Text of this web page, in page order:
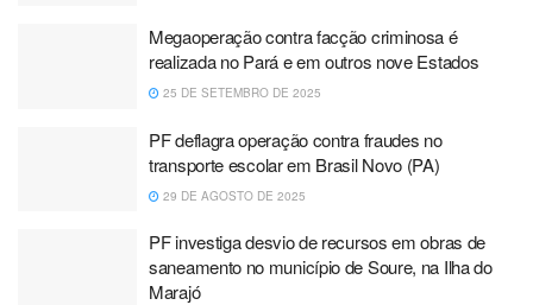
Megaoperação contra facção criminosa é
realizada no Pará e em outros nove Estados
25 DE SETEMBRO DE 2025
PF deflagra operação contra fraudes no
transporte escolar em Brasil Novo (PA)
29 DE AGOSTO DE 2025
PF investiga desvio de recursos em obras de
saneamento no município de Soure, na Ilha do
Marajó